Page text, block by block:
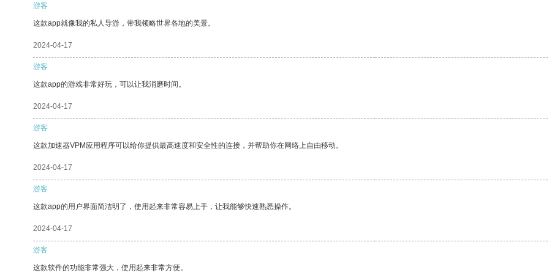
游客
这款app就像我的私人导游，带我领略世界各地的美景。
2024-04-17
游客
这款app的游戏非常好玩，可以让我消磨时间。
2024-04-17
游客
这款加速器VPM应用程序可以给你提供最高速度和安全性的连接，并帮助你在网络上自由移动。
2024-04-17
游客
这款app的用户界面简洁明了，使用起来非常容易上手，让我能够快速熟悉操作。
2024-04-17
游客
这款软件的功能非常强大，使用起来非常方便。